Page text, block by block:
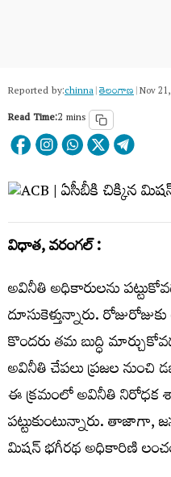
Reported by:chinna|తెలంగాణ‌|Nov
Read Time:2 mins
విధాత, వరంగల్ :
అవినీతి అధికారులను
దూసుకెళ్తున్నారు.
కొందరు తమ బుద్ధి
అవినీతి చేపలు ప్రజల నుంచి
ఈ క్రమంలో అవినీతి నిరోధక
పట్టుకుంటున్నారు. తాజాగా,
మిషన్ భగీరథ అధికారిణి